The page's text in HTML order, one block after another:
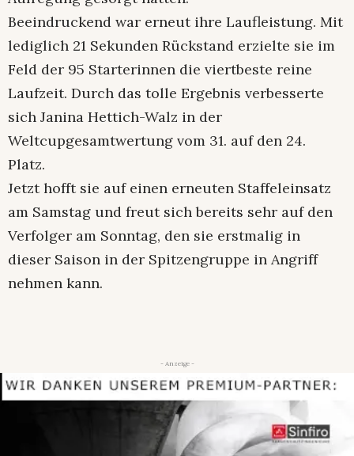
Beeindruckend war erneut ihre Laufleistung. Mit
lediglich 21 Sekunden Rückstand erzielte sie im
Feld der 95 Starterinnen die viertbeste reine
Laufzeit. Durch das tolle Ergebnis verbesserte
sich Janina Hettich-Walz in der
Weltcupgesamtwertung vom 31. auf den 24.
Platz.
Jetzt hofft sie auf einen erneuten Staffeleinsatz
am Samstag und freut sich bereits sehr auf den
Verfolger am Sonntag, den sie erstmalig in
dieser Saison in der Spitzengruppe in Angriff
nehmen kann.
- Anzeige -